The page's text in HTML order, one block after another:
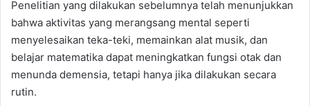
Penelitian yang dilakukan sebelumnya telah menunjukkan
bahwa aktivitas yang merangsang mental seperti
menyelesaikan teka-teki, memainkan alat musik, dan
belajar matematika dapat meningkatkan fungsi otak dan
menunda demensia, tetapi hanya jika dilakukan secara
rutin.